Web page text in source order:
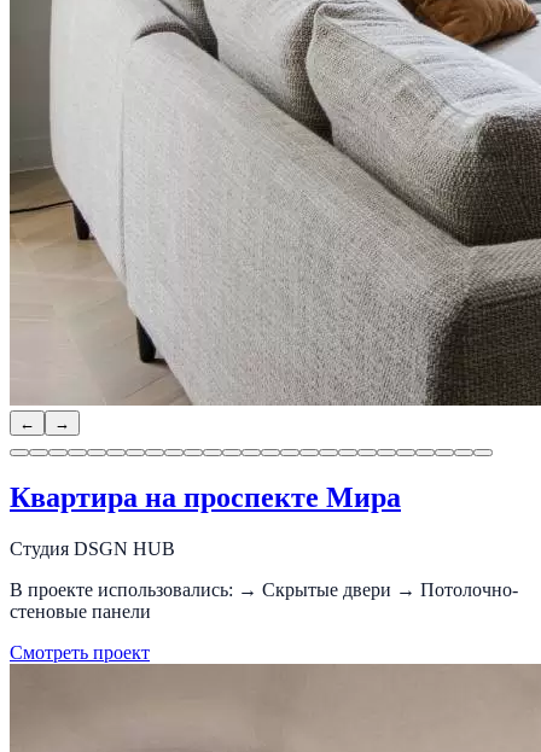
← →
Квартира на проспекте Мира
Студия DSGN HUB
В проекте использовались: → Скрытые двери → Потолочно-
стеновые панели
Смотреть проект